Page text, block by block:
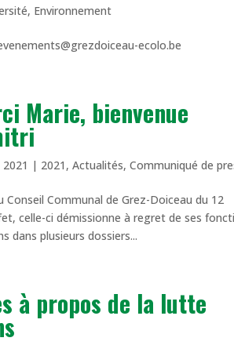
, Environnement
ecolo.be
Marie, bienvenue
| 2021 ,Actualités,Communiqué de
Conseil Communal de Grez-Doiceau du 12
celle-ci démissionne à regret de ses
dans plusieurs dossiers...
à propos de la lutte